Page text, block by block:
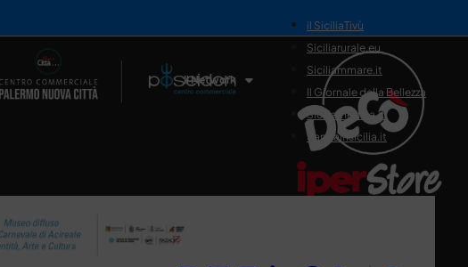
Il Network
il SiciliaTivù
Siciliarurale.eu
Siciliammare.it
Il Giornale della Bellezza
Siciliamedica.it
Sanitainsicilia.it